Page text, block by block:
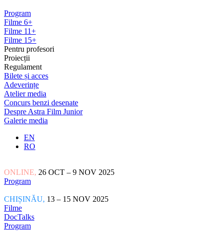
Program
Filme 6+
Filme 11+
Filme 15+
Pentru profesori
Proiecții
Regulament
Bilete și acces
Adeverințe
Atelier media
Concurs benzi desenate
Despre Astra Film Junior
Galerie media
EN
RO
ONLINE, 26 OCT – 9 NOV 2025
Program
CHIȘINĂU, 13 – 15 NOV 2025
Filme
DocTalks
Program